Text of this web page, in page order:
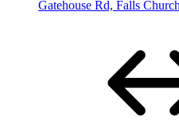
Gatehouse Rd, Falls